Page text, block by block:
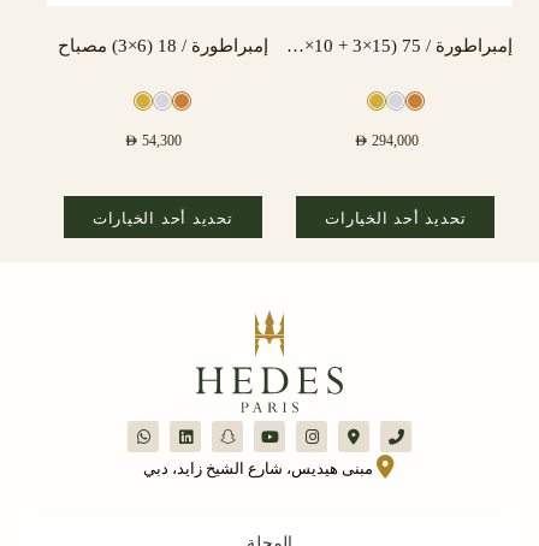
إمبراطورة / 75 (15×3 + 10×3) مصباح
AED 294,000
تحديد أحد الخيارات
إمبراطورة / 18 (6×3) مصباح
AED 54,300
تحديد أحد الخيارات
مبنى هيديس، شارع الشيخ زايد، دبي
المجلة